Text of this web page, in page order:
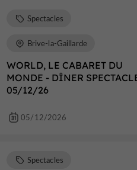
WORLD, LE CABARET DU
MONDE - DÎNER
05/12/26
Spectacles
Brive-la-Gaillarde
05/12/2026
Spectacles